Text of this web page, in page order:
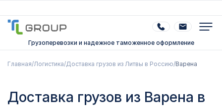
Грузоперевозки и надежное таможенное оформление
Главная/Логистика/Доставка грузов из Литвы в Россию/Варена
Доставка грузов из Варена в